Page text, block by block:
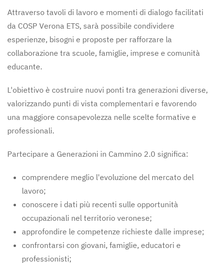
Attraverso tavoli di lavoro e momenti di dialogo facilitati
da COSP Verona ETS, sarà possibile condividere
esperienze, bisogni e proposte per rafforzare la
collaborazione tra scuole, famiglie, imprese e comunità
educante.
L'obiettivo è costruire nuovi ponti tra generazioni diverse,
valorizzando punti di vista complementari e favorendo
una maggiore consapevolezza nelle scelte formative e
professionali.
Partecipare a Generazioni in Cammino 2.0 significa:
comprendere meglio l'evoluzione del mercato del
lavoro;
conoscere i dati più recenti sulle opportunità
occupazionali nel territorio veronese;
approfondire le competenze richieste dalle imprese;
confrontarsi con giovani, famiglie, educatori e
professionisti;